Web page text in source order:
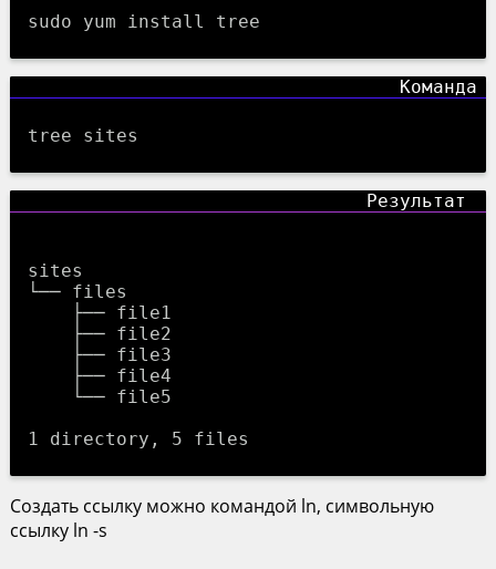
sudo yum install tree
tree sites
sites
└── files
    ├── file1
    ├── file2
    ├── file3
    ├── file4
    └── file5
Создать ссылку можно командой ln, символьную
ссылку ln -s